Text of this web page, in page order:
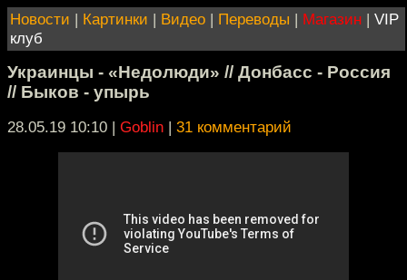
Новости | Картинки | Видео | Переводы | Магазин | VIP
клуб
Украинцы - «Недолюди» // Донбасс - Россия
// Быков - упырь
28.05.19 10:10 | Goblin | 31 комментарий